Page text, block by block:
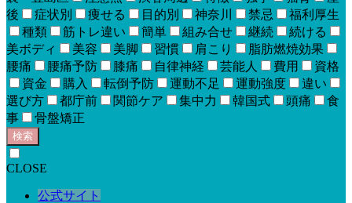
後
症状別 痩せる 目的別 神奈川 禁忌
福利厚生
種類
筋トレ違い 簡単 組み合せ 継続
続ける
美ボディ
美容 美脚 習慣 肩こり
脂肪燃焼効果
腰痛
腰痛予防 膝痛 自律神経 芸能人 費用
資格
資金
購入 転倒予防 運動不足 運動強度
違い
選び方
都庁前 関節ケア 集中力 韓国式 頭痛
食
事
骨盤矯正
検索
CLOSE
公式サイト